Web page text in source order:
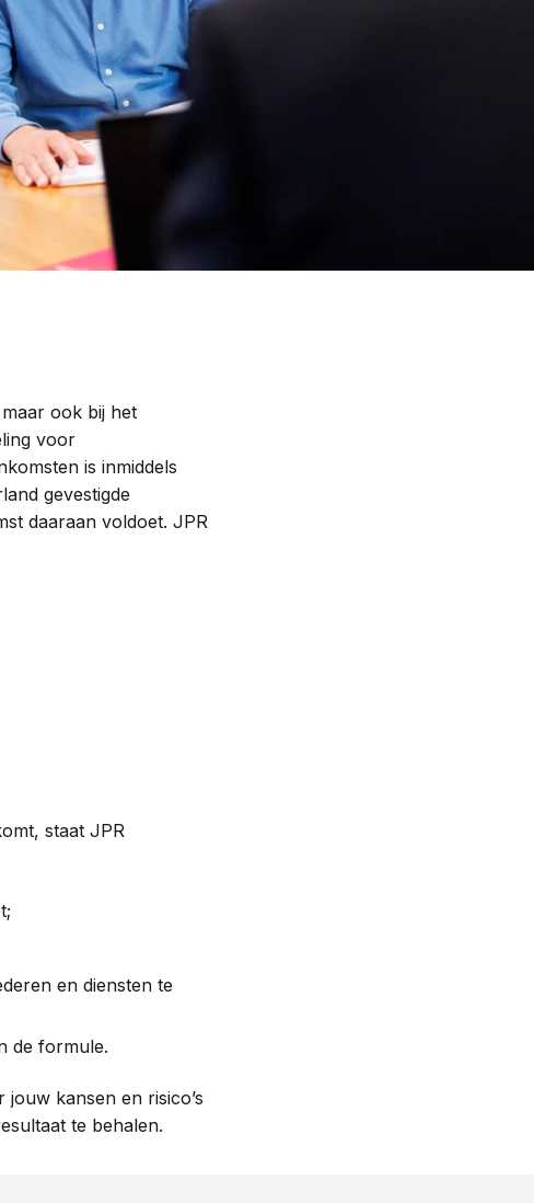
Contact
ook bij het
voor
is inmiddels
gevestigde
daaraan voldoet. JPR
staat JPR
en diensten te
de formule.
kansen en risico’s
te behalen.